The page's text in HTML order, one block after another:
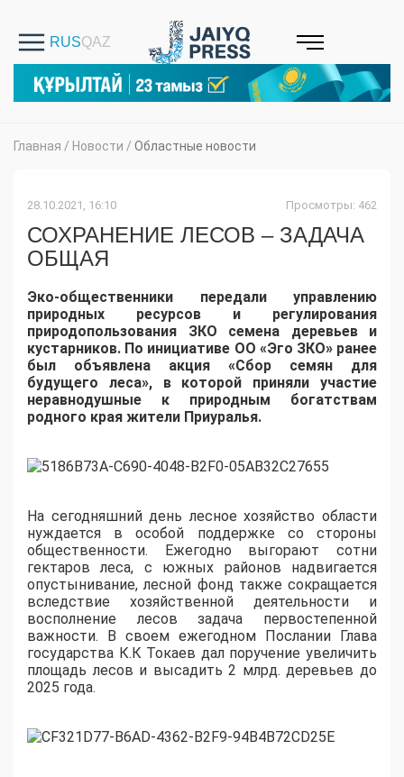
Главная / Новости / Областные новости
28.10.2021, 16:10 Просмотры: 462
СОХРАНЕНИЕ ЛЕСОВ – ЗАДАЧА
ОБЩАЯ
Эко-общественники передали управлению
природных ресурсов и регулирования
природопользования ЗКО семена деревьев и
кустарников. По инициативе ОО «Эго ЗКО» ранее
был объявлена акция «Сбор семян для
будущего леса», в которой приняли участие
неравнодушные к природным богатствам
родного края жители Приуралья.
На сегодняшний день лесное хозяйство области
нуждается в особой поддержке со стороны
общественности. Ежегодно выгорают сотни
гектаров леса, с южных районов надвигается
опустынивание, лесной фонд также сокращается
вследствие хозяйственной деятельности и
восполнение лесов задача первостепенной
важности. В своем ежегодном Послании Глава
государства К.К Токаев дал поручение увеличить
площадь лесов и высадить 2 млрд. деревьев до
2025 года.